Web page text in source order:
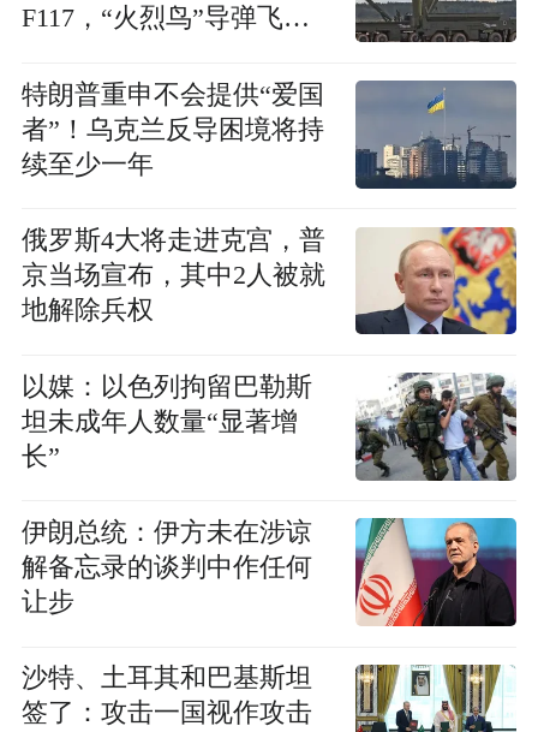
F117，“火烈鸟”导弹飞得
特朗普重申不会提供“爱国
者”！乌克兰反导困境将持
续至少一年
俄罗斯4大将走进克宫，普
京当场宣布，其中2人被就
地解除兵权
以媒：以色列拘留巴勒斯
坦未成年人数量“显著增
长”
伊朗总统：伊方未在涉谅
解备忘录的谈判中作任何
让步
沙特、土耳其和巴基斯坦
签了：攻击一国视作攻击